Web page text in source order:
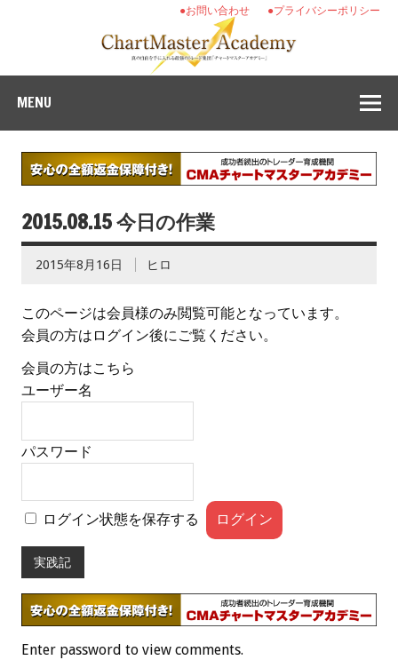
●プライバシーポリシー
●お問い合わせ
MENU
2015.08.15 今日の作業
2015年8月16日 ヒロ
このページは会員様のみ閲覧可能となっています。
会員の方はログイン後にご覧ください。
会員の方はこちら
ユーザー名
パスワード
ログイン状態を保存する
実践記
Enter password to view comments.